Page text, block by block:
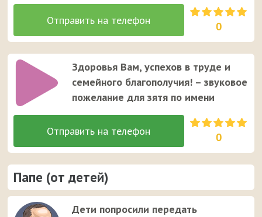
0
Здоровья Вам, успехов в труде и
семейного благополучия! – звуковое
пожелание для зятя по имени
0
Папе (от детей)
Дети попросили передать